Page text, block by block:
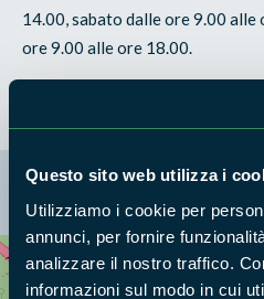
Questo sito web utilizza i
Utilizziamo i cookie per
annunci, per fornire
analizzare il nostro traffico.
informazioni sul modo in cui
14.00, sabato dalle ore 9.00 alle
ore 9.00 alle ore 18.00.
La mappa di
Cerca nella mappa